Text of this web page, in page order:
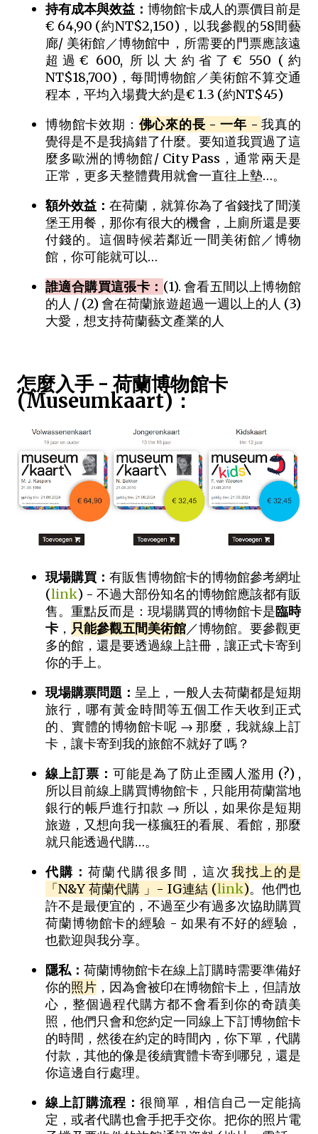
持有成本與效益： 博物館卡成人的票價目前是
€ 64,90 (約NT$2,150)，以我參觀的58間藝
廊/ 美術館／博物館中，所需要的門票應該遠
超過€ 600, 所以大約省了€ 550 (約
NT$18,700)，每間博物館／美術館不算交通
程本，平均入場費大約是€ 1.3 (約NT$45)
博物館卡效期： 佛心來的長 - 一年 -我真的
覺得是不是我搞錯了什麼。要知道我買過了這
麼多歐洲的博物館/ City Pass，通常兩天是
正常，更多天整體費用就會一直往上墊…。
額外效益： 在荷蘭，就算你為了省錢找了間漢
堡王用餐，那你有很大的機會，上廁所還是要
付錢的。這個時候若鄰近一間美術館／博物
館，你可能就可以…
誰適合購買這張卡： (1). 會看五間以上博物館
的人 / (2) 會在荷蘭旅遊超過一週以上的人 (3)
大愛，想支持荷蘭藝文產業的人
怎麼入手 - 荷蘭博物館卡
(Museumkaart)：
現場購買： 有販售博物館卡的博物館參考網址
(link) - 不過大部份知名的博物館應該都有販
售。重點反而是：現場購買的博物館卡是臨時
卡 ， 只能參觀五間美術館／博物館。要參觀更
多的館，還是要透過線上註冊，讓正式卡寄到
你的手上。
現場購票問題： 呈上，一般人去荷蘭都是短期
旅行，哪有黃金時間等五個工作天收到正式
的、實體的博物館卡呢 → 那麼，我就線上訂
卡，讓卡寄到我的旅館不就好了嗎？
線上訂票： 可能是為了防止歪國人濫用 (?) ,
所以目前線上購買博物館卡，只能用荷蘭當地
銀行的帳戶進行扣款 → 所以，如果你是短期
旅遊，又想向我一樣瘋狂的看展、看館，那麼
就只能透過代購…。
代購：荷蘭代購很多間，這次 我找上的是
「N&Y 荷蘭代購 」- IG連結 (link)。他們也
許不是最便宜的，不過至少有過多次協助購買
荷蘭博物館卡的經驗 - 如果有不好的經驗，
也歡迎與我分享。
隱私： 荷蘭博物館卡在線上訂購時需要準備好
你的照片 ，因為會被印在博物館卡上，但請放
心，整個過程代購方都不會看到你的奇蹟美
照，他們只會和您約定一同線上下訂博物館卡
的時間，然後在約定的時間內，你下單，代購
付款，其他的像是後續實體卡寄到哪兒，還是
你這邊自行處理。
線上訂購流程： 很簡單，相信自己一定能搞
定，或者代購也會手把手交你。把你的照片電